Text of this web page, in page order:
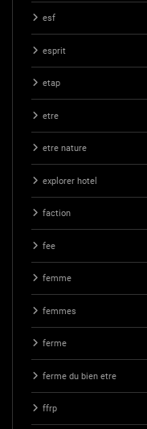
esf
esprit
etap
etre
etre nature
explorer hotel
faction
fee
femme
femmes
ferme
ferme du bien etre
ffrp